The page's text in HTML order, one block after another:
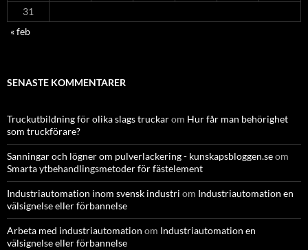
31
« feb
SENASTE KOMMENTARER
Truckutbildning för olika slags truckarom Hur får man behörighet
som truckförare?
Sanningar och lögner om pulverlackering - kunskapsbloggen.seom
Smarta ytbehandlingsmetoder för fästelement
Industriautomation inom svensk industri om Industriautomation en
välsignelse eller förbannelse
Arbeta med industriautomation om Industriautomation en
välsignelse eller förbannelse